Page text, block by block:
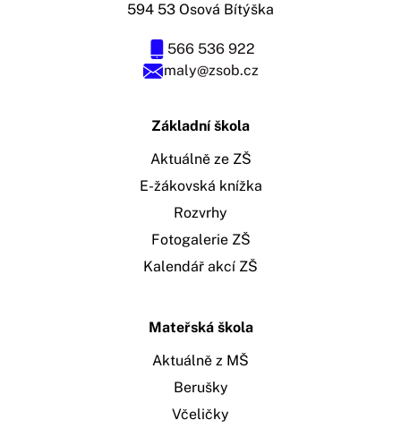
maly@zsob.cz
566 536 922
594 53 Osová Bítýška
Základní škola
Aktuálně ze ZŠ
E-žákovská knížka
Rozvrhy
Fotogalerie ZŠ
Kalendář akcí ZŠ
Mateřská škola
Aktuálně z MŠ
Berušky
Včeličky